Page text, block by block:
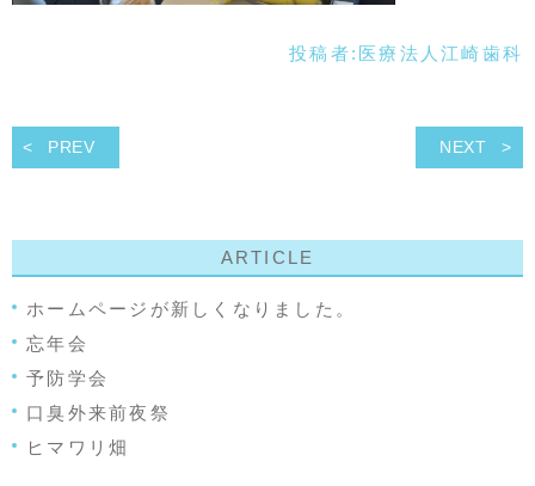
投稿者: 医療法人江崎歯科
PREV NEXT
ARTICLE
ホームページが新しくなりました。
忘年会
予防学会
口臭外来前夜祭
ヒマワリ畑